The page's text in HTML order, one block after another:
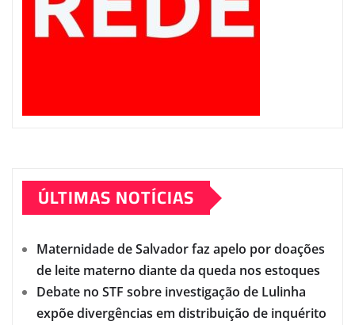
ÚLTIMAS NOTÍCIAS
Maternidade de Salvador faz apelo por doações
de leite materno diante da queda nos estoques
Debate no STF sobre investigação de Lulinha
expõe divergências em distribuição de inquérito